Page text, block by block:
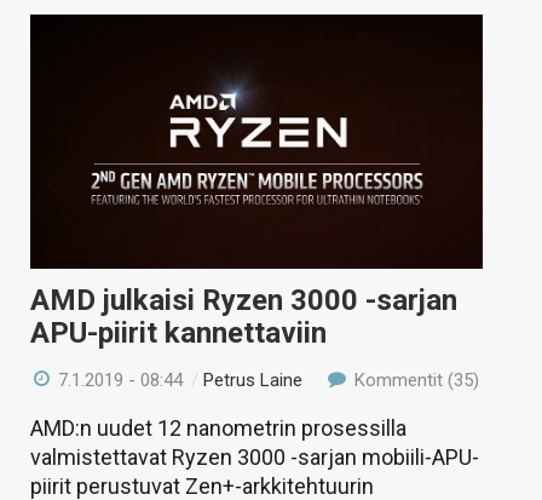
AMD julkaisi Ryzen 3000 -sarjan
APU-piirit kannettaviin
7.1.2019 - 08:44 /Petrus Laine Kommentit (35)
AMD:n uudet 12 nanometrin prosessilla
valmistettavat Ryzen 3000 -sarjan mobiili-APU-
piirit perustuvat Zen+-arkkitehtuurin